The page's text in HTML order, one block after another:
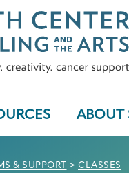
ABOUT
& SUPPORT > CLASSES